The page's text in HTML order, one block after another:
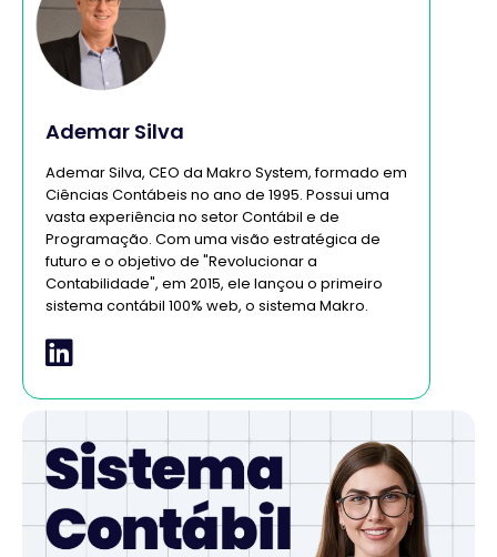
Ademar Silva
Ademar Silva, CEO da Makro System, formado em
Ciências Contábeis no ano de 1995. Possui uma
vasta experiência no setor Contábil e de
Programação. Com uma visão estratégica de
futuro e o objetivo de "Revolucionar a
Contabilidade", em 2015, ele lançou o primeiro
sistema contábil 100% web, o sistema Makro.